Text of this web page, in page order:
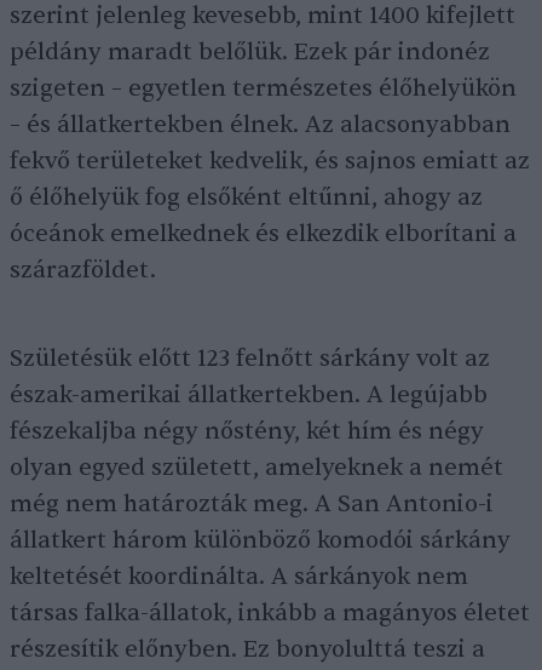
szerint jelenleg kevesebb, mint 1400 kifejlett
példány maradt belőlük. Ezek pár indonéz
szigeten – egyetlen természetes élőhelyükön
– és állatkertekben élnek. Az alacsonyabban
fekvő területeket kedvelik, és sajnos emiatt az
ő élőhelyük fog elsőként eltűnni, ahogy az
óceánok emelkednek és elkezdik elborítani a
szárazföldet.
Születésük előtt 123 felnőtt sárkány volt az
észak-amerikai állatkertekben. A legújabb
fészekaljba négy nőstény, két hím és négy
olyan egyed született, amelyeknek a nemét
még nem határozták meg. A San Antonio-i
állatkert három különböző komodói sárkány
keltetését koordinálta. A sárkányok nem
társas falka-állatok, inkább a magányos életet
részesítik előnyben. Ez bonyolulttá teszi a